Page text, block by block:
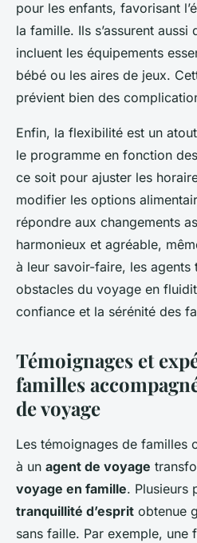
pour les enfants, favorisant
la famille. Ils s’assurent
incluent les équipements
bébé ou les aires de jeux.
prévient bien des
Enfin, la flexibilité est un
le programme en fonction
ce soit pour ajuster les
modifier les options
répondre aux changements
harmonieux et agréable,
à leur savoir-faire, les agents
obstacles du voyage en
confiance et la sérénité des
Témoignages et
familles
de voyage
Les témoignages de familles
à un agent de voyage
voyage en famille. Plusieurs
tranquillité d’esprit obtenue
sans faille. Par exemple, une